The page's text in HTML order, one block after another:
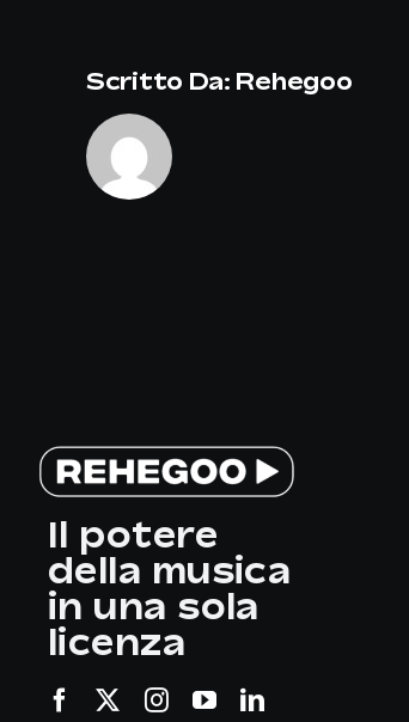
Scritto Da: Rehegoo
Il potere
della musica
in una sola
licenza